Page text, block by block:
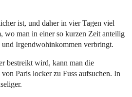
ist, und daher in vier Tagen viel
wo man in einer so kurzen Zeit anteilig
Irgendwohinkommen verbringt.
bestreikt wird, kann man die
Paris locker zu Fuss aufsuchen. In